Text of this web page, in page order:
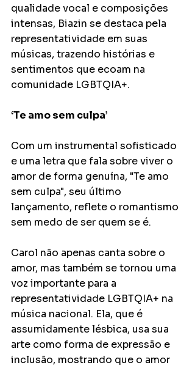
qualidade vocal e composições
intensas, Biazin se destaca pela
representatividade em suas
músicas, trazendo histórias e
sentimentos que ecoam na
comunidade LGBTQIA+.
‘Te amo sem culpa’
Com um instrumental sofisticado
e uma letra que fala sobre viver o
amor de forma genuína, "Te amo
sem culpa", seu último
lançamento, reflete o romantismo
sem medo de ser quem se é.
Carol não apenas canta sobre o
amor, mas também se tornou uma
voz importante para a
representatividade LGBTQIA+ na
música nacional. Ela, que é
assumidamente lésbica, usa sua
arte como forma de expressão e
inclusão, mostrando que o amor